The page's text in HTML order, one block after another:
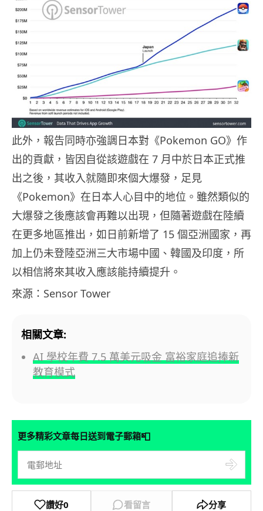
此外，報告同時亦強調日本對《Pokemon GO》作
出的貢獻，皆因自從該遊戲在 7 月中於日本正式推
出之後，其收入就隨即來個大爆發，足見
《Pokemon》在日本人心目中的地位。雖然類似的
大爆發之後應該會再難以出現，但隨著遊戲在陸續
在更多地區推出，如日前新增了 15 個亞洲國家，再
加上仍未登陸亞洲三大市場中國、韓國及印度，所
以相信將來其收入應該能持續提升。
來源：Sensor Tower
相關文章:
AI 學校年費 7.5 萬美元吸金 富裕家庭追捧新
教育模式
更多精彩文章每日送到電子郵箱📮
讚好0 看留言 分享